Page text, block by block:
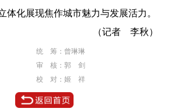
体化展现焦作城市魅力与发展活力。
（记者 李秋）
统 筹：曾琳琳
审 核：郭 剑
校 对：姬 祥